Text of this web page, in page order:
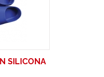
SILICONA